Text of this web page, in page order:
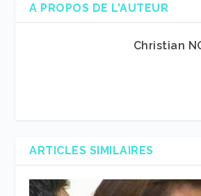
A PROPOS DE L'AUTEUR
Christian
ARTICLES SIMILAIRES